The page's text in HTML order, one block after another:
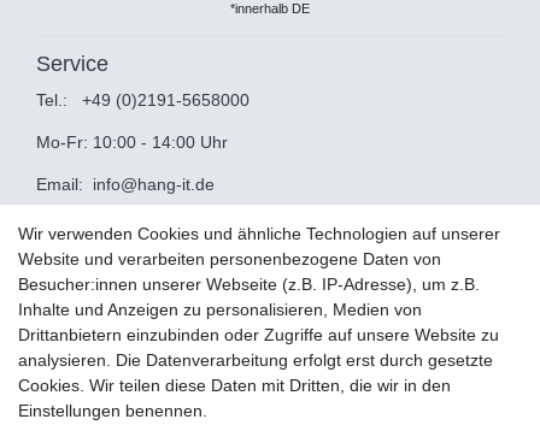
*innerhalb DE
Service
Tel.: +49 (0)2191-5658000
Mo-Fr: 10:00 - 14:00 Uhr
Email: info@hang-it.de
Informationen
Impressum
AGB
Zahlung und Versand
Service
Wir verwenden Cookies und ähnliche Technologien auf unserer
Website und verarbeiten personenbezogene Daten von
Besucher:innen unserer Webseite (z.B. IP-Adresse), um z.B.
Inhalte und Anzeigen zu personalisieren, Medien von
Drittanbietern einzubinden oder Zugriffe auf unsere Website zu
analysieren. Die Datenverarbeitung erfolgt erst durch gesetzte
Cookies. Wir teilen diese Daten mit Dritten, die wir in den
Einstellungen benennen.